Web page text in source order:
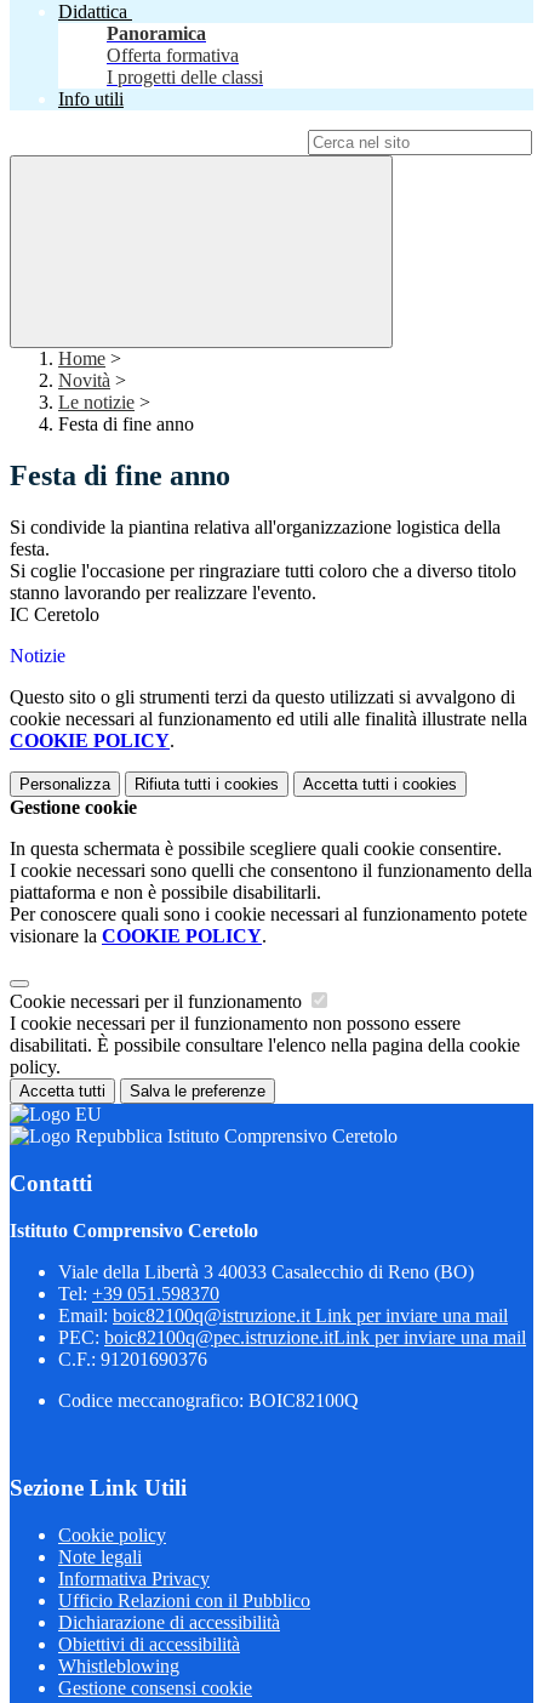
Didattica
Panoramica
Offerta formativa
I progetti delle classi
Info utili
Home >
Novità >
Le notizie >
Festa di fine anno
Festa di fine anno
Si condivide la piantina relativa all'organizzazione logistica della
festa.
Si coglie l'occasione per ringraziare tutti coloro che a diverso titolo
stanno lavorando per realizzare l'evento.
IC Ceretolo
Notizie
Questo sito o gli strumenti terzi da questo utilizzati si avvalgono di
cookie necessari al funzionamento ed utili alle finalità illustrate nella
COOKIE POLICY.
Personalizza Rifiuta tutti i cookies Accetta tutti i cookies
Gestione cookie
In questa schermata è possibile scegliere quali cookie consentire.
I cookie necessari sono quelli che consentono il funzionamento della
piattaforma e non è possibile disabilitarli.
Per conoscere quali sono i cookie necessari al funzionamento potete
visionare la COOKIE POLICY.
Cookie necessari per il funzionamento
I cookie necessari per il funzionamento non possono essere
disabilitati. È possibile consultare l'elenco nella pagina della cookie
policy.
Accetta tutti Salva le preferenze
Istituto Comprensivo Ceretolo
Contatti
Istituto Comprensivo Ceretolo
Viale della Libertà 3 40033 Casalecchio di Reno (BO)
Tel: +39 051.598370
Email: boic82100q@istruzione.it Link per inviare una mail
PEC: boic82100q@pec.istruzione.itLink per inviare una mail
C.F.: 91201690376
Codice meccanografico: BOIC82100Q
Sezione Link Utili
Cookie policy
Note legali
Informativa Privacy
Ufficio Relazioni con il Pubblico
Dichiarazione di accessibilità
Obiettivi di accessibilità
Whistleblowing
Gestione consensi cookie